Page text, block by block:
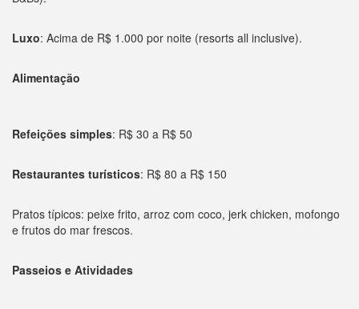
Luxo: Acima de R$ 1.000 por noite (resorts all inclusive).
Alimentação
Refeições simples: R$ 30 a R$ 50
Restaurantes turísticos: R$ 80 a R$ 150
Pratos típicos: peixe frito, arroz com coco, jerk chicken, mofongo
e frutos do mar frescos.
Passeios e Atividades